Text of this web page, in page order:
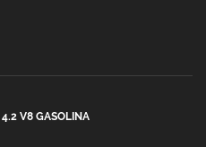
V8 GASOLINA